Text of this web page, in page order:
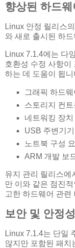
향상된 하드
Linux 안정 릴리스
와 새로 출시된 하
Linux 7.1.4에는 다
호환성 수정 사항이
하는 데 도움이 됩니
그래픽 하드웨
스토리지 컨트
네트워킹 장치
USB 주변기기
노트북 구성
ARM 개발 보
유지 관리 릴리스에
만 이와 같은 점진
고한 하드웨어 관련
보안 및 안정
Linux 7.1.4는 단일
않지만 포함된 패치